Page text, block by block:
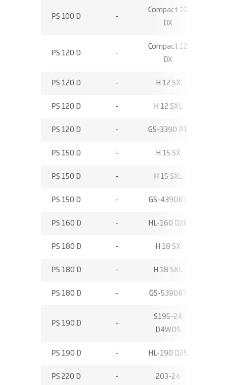
PS 100 D -
Compact 10
DX
PS 120 D -
Compact 12
DX
PS 120 D - H 12 SX
PS 120 D - H 12 SXL
PS 120 D - GS-3390 RT
PS 150 D - H 15 SX
PS 150 D - H 15 SXL
PS 150 D - GS-4390RT
PS 160 D - HL-160 D20
PS 180 D - H 18 SX
PS 180 D - H 18 SXL
PS 180 D - GS-5390RT
PS 190 D -
S195-24
D4WDS
PS 190 D - HL-190 D25
PS 220 D - 203-24